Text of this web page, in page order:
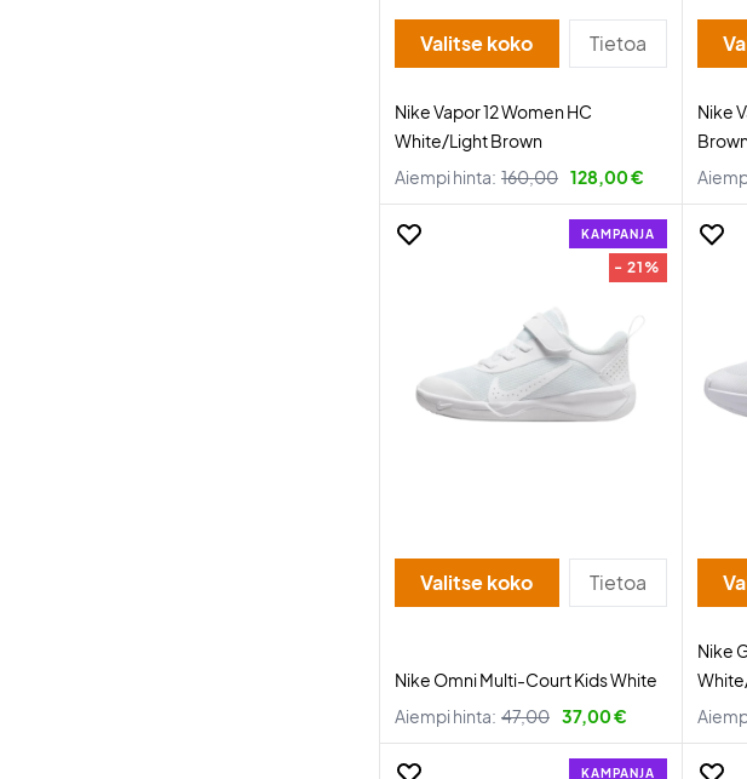
Valitse koko Tietoa
Nike Vapor 12 Women HC
White/Light Brown
Aiempi hinta: 160,00 128,00 €
Nike
Brown
KAMPANJA
- 21%
Valitse koko Tietoa
Nike Omni Multi-Court Kids White
Aiempi hinta: 47,00 37,00 €
Nike
KAMPANJA